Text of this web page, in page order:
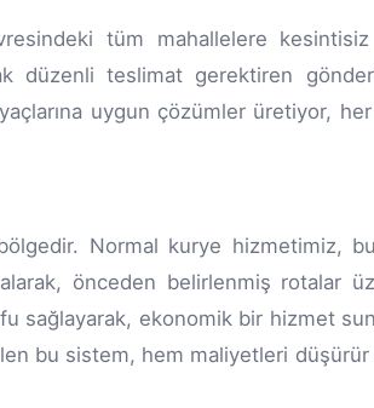
tüm mahallelere
düzenli teslimat gerektiren
uygun çözümler üretiyor, her
Normal kurye hizmetimiz,
önceden belirlenmiş rotalar
sağlayarak, ekonomik bir hizmet
bu sistem, hem maliyetleri düşürür